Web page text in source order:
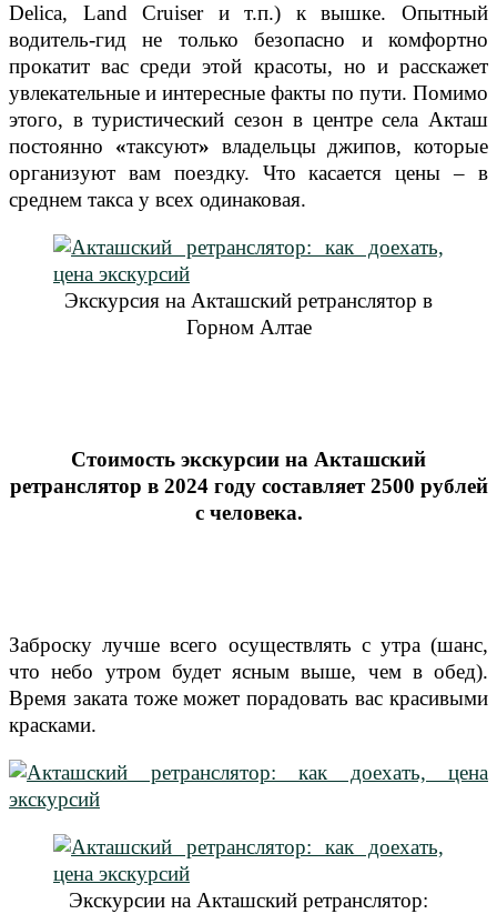
Delica, Land Cruiser и т.п.) к вышке. Опытный
водитель-гид не только безопасно и комфортно
прокатит вас среди этой красоты, но и расскажет
увлекательные и интересные факты по пути. Помимо
этого, в туристический сезон в центре села Акташ
постоянно «таксуют» владельцы джипов, которые
организуют вам поездку. Что касается цены – в
среднем такса у всех одинаковая.
Экскурсия на Акташский ретранслятор в
Горном Алтае
Стоимость экскурсии на Акташский
ретранслятор в 2024 году составляет 2500 рублей
с человека.
Заброску лучше всего осуществлять с утра (шанс,
что небо утром будет ясным выше, чем в обед).
Время заката тоже может порадовать вас красивыми
красками.
Экскурсии на Акташский ретранслятор: